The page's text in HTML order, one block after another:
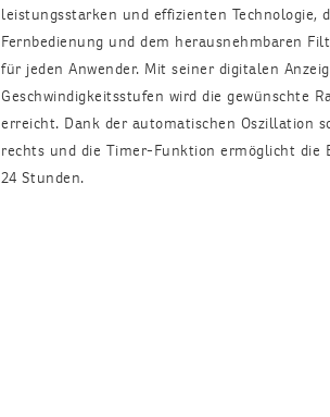
leistungsstarken und effizienten Technologie,
Fernbedienung und dem herausnehmbaren
für jeden Anwender. Mit seiner digitalen
Geschwindigkeitsstufen wird die gewünschte
erreicht. Dank der automatischen Oszillation
rechts und die Timer-Funktion ermöglicht die
24 Stunden.